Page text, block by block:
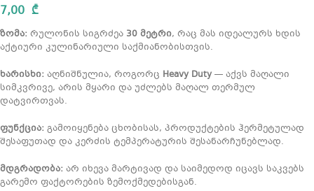
7,00 ₾
ზომა: რულონის სიგრძეა 30 მეტრი, რაც მას იდეალურს ხდის
აქტიური კულინარიული საქმიანობისთვის.
ხარისხი: აღნიშნულია, როგორც Heavy Duty — აქვს მაღალი
სიმკვრივე, არის მყარი და უძლებს მაღალ თერმულ
დატვირთვას.
ფუნქცია: გამოიყენება ცხობისას, პროდუქტების ჰერმეტულად
შესაფუთად და კერძის ტემპერატურის შესანარჩუნებლად.
მდგრადობა: არ იხევა მარტივად და საიმედოდ იცავს საკვებს
გარემო ფაქტორების ზემოქმედებისგან.